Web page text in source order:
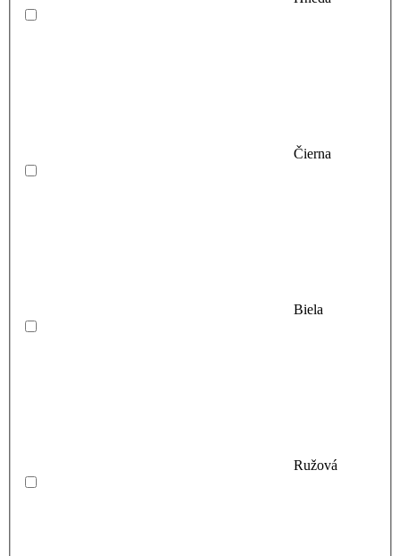
Čierna
Biela
Ružová